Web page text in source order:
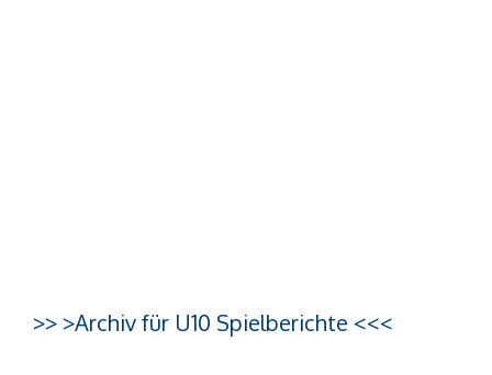
>> >Archiv für U10 Spielberichte <<<